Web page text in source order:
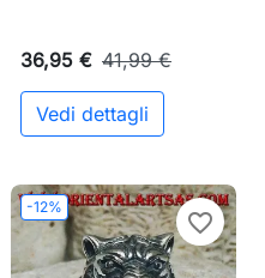
36,95 € 41,99 €
Vedi dettagli
-12%
favorite_border